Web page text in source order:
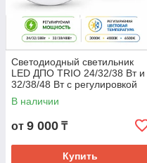
Светодиодный светильник
LED ДПО TRIO 24/32/38 Вт и
32/38/48 Вт с регулировкой
мощности и цветовой
температуры
В наличии
от 9 000 ₸
Купить